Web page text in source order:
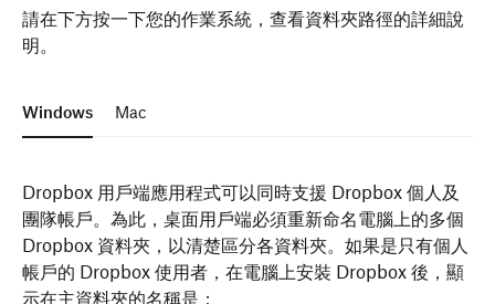
請在下方按一下您的作業系統，查看資料夾路徑的詳細說
明。
Windows Mac
Dropbox 用戶端應用程式可以同時支援 Dropbox 個人及
團隊帳戶。為此，桌面用戶端必須重新命名電腦上的多個
Dropbox 資料夾，以清楚區分各資料夾。如果是只有個人
帳戶的 Dropbox 使用者，在電腦上安裝 Dropbox 後，顯
示在主資料夾的名稱是：